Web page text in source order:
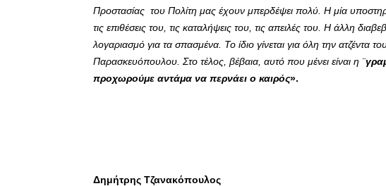
Προστασίας του Πολίτη μας έχουν μπερδέψει πολύ. Η μία
τις επιθέσεις του, τις καταλήψεις του, τις απειλές του. Η άλλη
λογαριασμό για τα σπασμένα. Το ίδιο γίνεται για όλη την ατζέντα
Παρασκευόπουλου. Στο τέλος, βέβαια, αυτό που μένει είναι η ¨
προχωρούμε αντάμα να περνάει ο καιρός».
Δημήτρης Τζανακόπουλος